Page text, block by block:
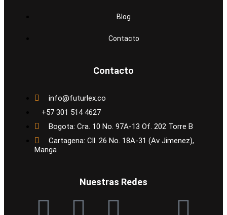
Blog
Contacto
Contacto
info@futurlex.co
+57 301 514 4627
Bogota: Cra. 10 No. 97A-13 Of. 202 Torre B
Cartagena: Cll. 26 No. 18A-31 (Av Jimenez),
Manga
Nuestras Redes